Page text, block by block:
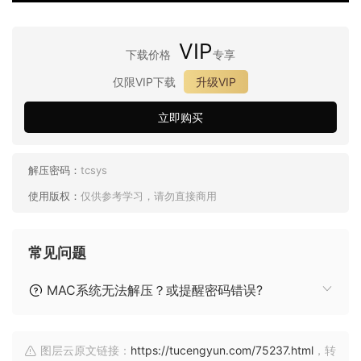
下载价格 VIP专享
仅限VIP下载
升级VIP
立即购买
解压密码： tcsys
使用版权： 仅供参考学习，请勿直接商用
常见问题
MAC系统无法解压？或提醒密码错误?
图层云原文链接： https://tucengyun.com/75237.html ，转